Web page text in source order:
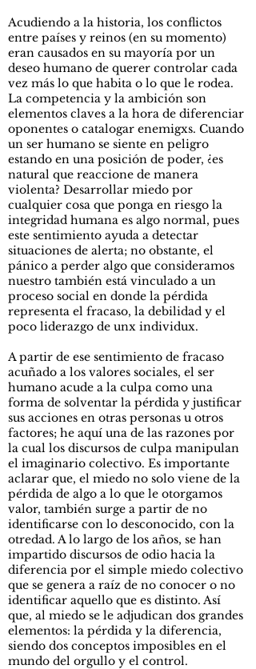
Acudiendo a la historia, los conflictos
entre países y reinos (en su momento)
eran causados en su mayoría por un
deseo humano de querer controlar cada
vez más lo que habita o lo que le rodea.
La competencia y la ambición son
elementos claves a la hora de diferenciar
oponentes o catalogar enemigxs. Cuando
un ser humano se siente en peligro
estando en una posición de poder, ¿es
natural que reaccione de manera
violenta? Desarrollar miedo por
cualquier cosa que ponga en riesgo la
integridad humana es algo normal, pues
este sentimiento ayuda a detectar
situaciones de alerta; no obstante, el
pánico a perder algo que consideramos
nuestro también está vinculado a un
proceso social en donde la pérdida
representa el fracaso, la debilidad y el
poco liderazgo de unx individux.
A partir de ese sentimiento de fracaso
acuñado a los valores sociales, el ser
humano acude a la culpa como una
forma de solventar la pérdida y justificar
sus acciones en otras personas u otros
factores; he aquí una de las razones por
la cual los discursos de culpa manipulan
el imaginario colectivo. Es importante
aclarar que, el miedo no solo viene de la
pérdida de algo a lo que le otorgamos
valor, también surge a partir de no
identificarse con lo desconocido, con la
otredad. A lo largo de los años, se han
impartido discursos de odio hacia la
diferencia por el simple miedo colectivo
que se genera a raíz de no conocer o no
identificar aquello que es distinto. Así
que, al miedo se le adjudican dos grandes
elementos: la pérdida y la diferencia,
siendo dos conceptos imposibles en el
mundo del orgullo y el control.